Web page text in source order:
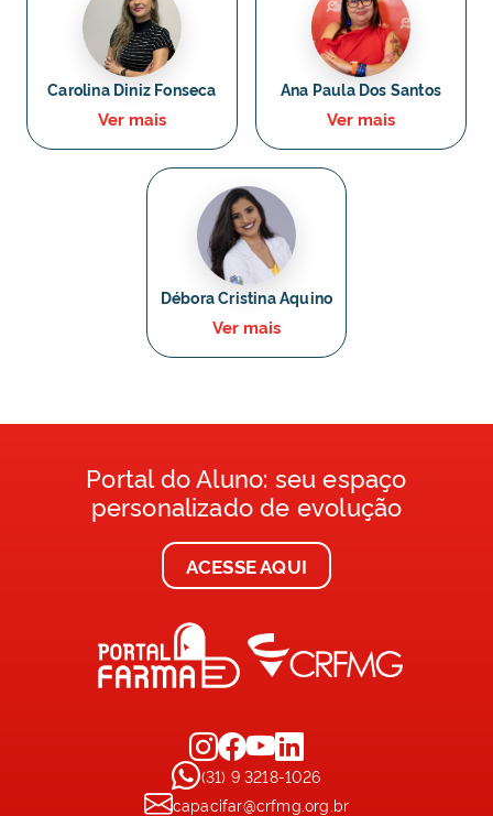
Carolina Diniz Fonseca
Ver mais
Ana Paula Dos Santos
Ver mais
Débora Cristina Aquino
Ver mais
Portal do Aluno: seu espaço
personalizado de evolução
ACESSE AQUI
(31) 9 3218-1026
capacifar@crfmg.org.br